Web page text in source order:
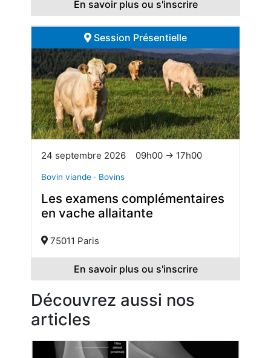
En savoir plus ou s'inscrire
Session Présentielle
24 septembre 2026 09h00 → 17h00
Bovin viande · Bovins
Les examens complémentaires
en vache allaitante
75011 Paris
En savoir plus ou s'inscrire
Découvrez aussi nos
articles